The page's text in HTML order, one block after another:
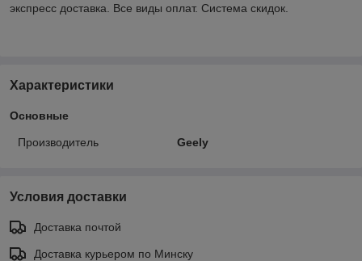
экспресс доставка. Все виды оплат. Система скидок.
Характеристики
Основные
Производитель Geely
Условия доставки
Доставка почтой
Доставка курьером по Минску